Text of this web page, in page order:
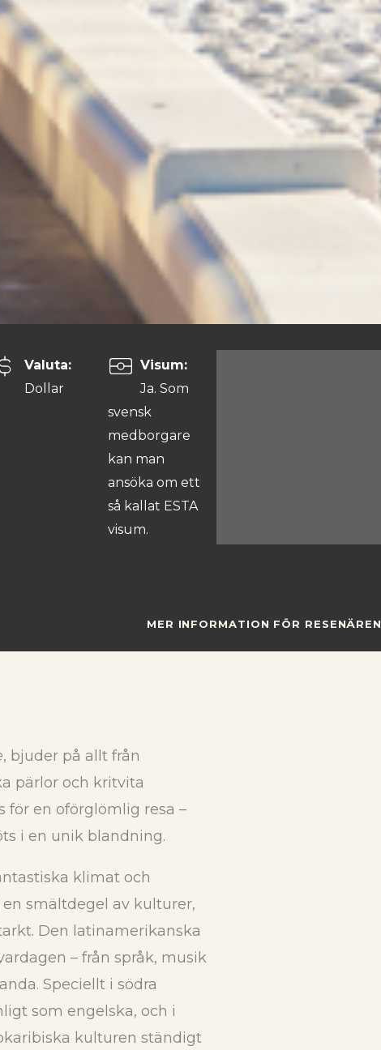
Valuta:
Dollar
Visum:
Ja. Som
svensk
medborgare
kan man
ansöka om ett
så kallat ESTA
visum.
MER INFORMATION FÖR RESENÄREN
, bjuder på allt från
pärlor och kritvita
för en oförglömlig resa –
i en unik blandning.
klimat och
smältdegel av kulturer,
Den latinamerikanska
– från språk, musik
Speciellt i södra
som engelska, och i
kulturen ständigt